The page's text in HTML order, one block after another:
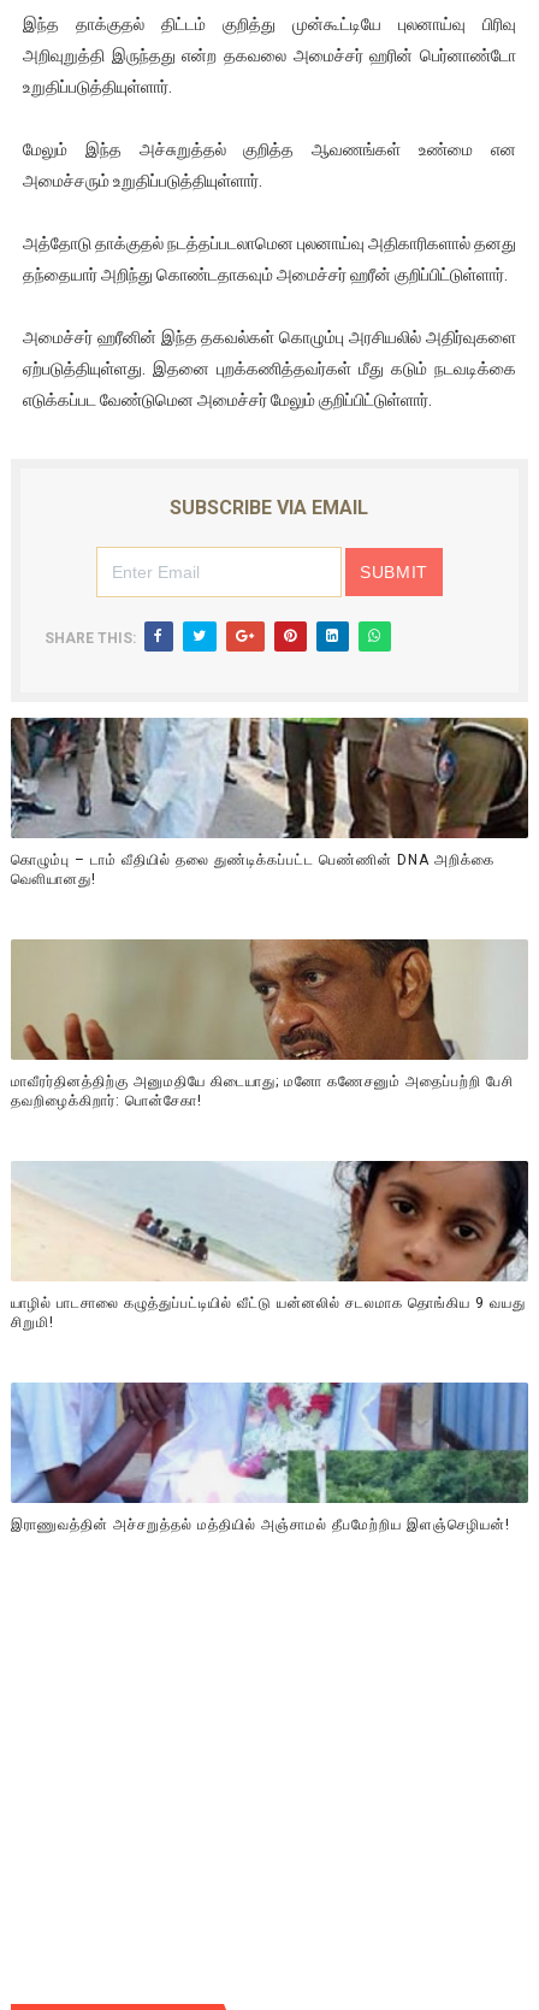
குண்டை தூக்கிப்போட்ட ஆய்வு…. இந்தியாவின் “கோவிஷீல்டு”
யாழில் தமிழின தலைவர் பிரபாகரனின் பிறந்தநாளை
ஏர்போர்ட்டில் உதைத்த நபர் யார், என்ன நடந்தது?: உண்மையை
சீனா இலங்கையிடம் 8 மில்லியன் அமெரிக்க டொலர் நட்டஈடு
01/11/2021 Scotland ல் நடைபெறும் கண்டனப்
இந்த தாக்குதல் திட்டம் குறித்து முன்கூட்டியே புலனாய்வு பிரிவு
அறிவுறுத்தி இருந்தது என்ற தகவலை அமைச்சர் ஹரின் பெர்னாண்டோ
உறுதிப்படுத்தியுள்ளார்.
மேலும் இந்த அச்சுறுத்தல் குறித்த ஆவணங்கள் உண்மை என
அமைச்சரும் உறுதிப்படுத்தியுள்ளார்.
அத்தோடு தாக்குதல் நடத்தப்படலாமென புலனாய்வு அதிகாரிகளால் தனது
தந்தையார் அறிந்து கொண்டதாகவும் அமைச்சர் ஹரீன் குறிப்பிட்டுள்ளார்.
அமைச்சர் ஹரீனின் இந்த தகவல்கள் கொழும்பு அரசியலில் அதிர்வுகளை
ஏற்படுத்தியுள்ளது. இதனை புறக்கணித்தவர்கள் மீது கடும் நடவடிக்கை
எடுக்கப்பட வேண்டுமென அமைச்சர் மேலும் குறிப்பிட்டுள்ளார்.
SUBSCRIBE VIA EMAIL
SHARE THIS:
கொழும்பு – டாம் வீதியில் தலை துண்டிக்கப்பட்ட பெண்ணின் DNA அறிக்கை
வௌியானது!
மாவீரர்தினத்திற்கு அனுமதியே கிடையாது; மனோ கணேசனும் அதைப்பற்றி பேசி
தவறிழைக்கிறார்: பொன்சேகா!
யாழில் பாடசாலை கழுத்துப்பட்டியில் வீட்டு யன்னலில் சடலமாக தொங்கிய 9 வயது
சிறுமி!
இராணுவத்தின் அச்சறுத்தல் மத்தியில் அஞ்சாமல் தீபமேற்றிய இளஞ்செழியன்!